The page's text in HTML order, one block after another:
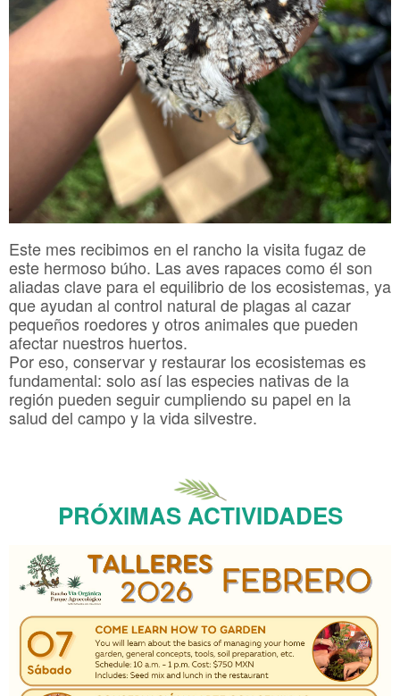
Este mes recibimos en el rancho la visita fugaz de
este hermoso búho. Las aves rapaces como él son
aliadas clave para el equilibrio de los ecosistemas, ya
que ayudan al control natural de plagas al cazar
pequeños roedores y otros animales que pueden
afectar nuestros huertos.
Por eso, conservar y restaurar los ecosistemas es
fundamental: solo así las especies nativas de la
región pueden seguir cumpliendo su papel en la
salud del campo y la vida silvestre.
PRÓXIMAS ACTIVIDADES